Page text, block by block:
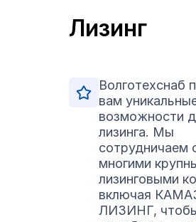
Лизинг
Волготехснаб
вам
возможности
лизинга. Мы
сотрудничаем
многими
лизинговыми
включая
ЛИЗИНГ,